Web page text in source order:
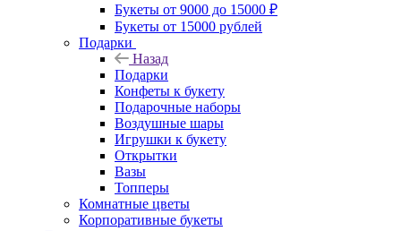
Букеты от 9000 до 15000 ₽
Букеты от 15000 рублей
Подарки
Назад
Подарки
Конфеты к букету
Подарочные наборы
Воздушные шары
Игрушки к букету
Открытки
Вазы
Топперы
Комнатные цветы
Корпоративные букеты